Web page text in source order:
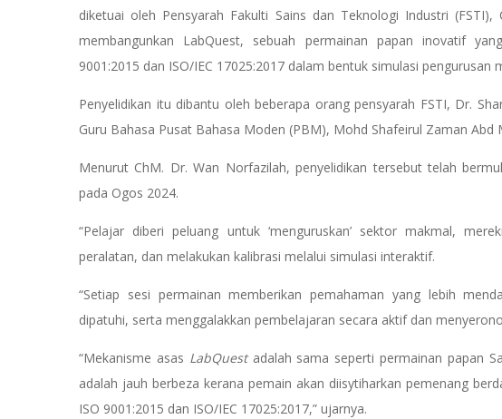
diketuai oleh Pensyarah Fakulti Sains dan Teknologi Industri
membangunkan LabQuest, sebuah permainan papan inovatif
9001:2015 dan ISO/IEC 17025:2017 dalam bentuk simulasi pengurusan
Penyelidikan itu dibantu oleh beberapa orang pensyarah FSTI, Dr.
Guru Bahasa Pusat Bahasa Moden (PBM), Mohd Shafeirul Zaman Abd
Menurut ChM. Dr. Wan Norfazilah, penyelidikan tersebut telah
pada Ogos 2024.
“Pelajar diberi peluang untuk ‘menguruskan’ sektor makmal,
peralatan, dan melakukan kalibrasi melalui simulasi interaktif.
“Setiap sesi permainan memberikan pemahaman yang lebih
dipatuhi, serta menggalakkan pembelajaran secara aktif dan
“Mekanisme asas LabQuestadalah sama seperti permainan papan
adalah jauh berbeza kerana pemain akan diisytiharkan pemenang
ISO 9001:2015 dan ISO/IEC 17025:2017,” ujarnya.